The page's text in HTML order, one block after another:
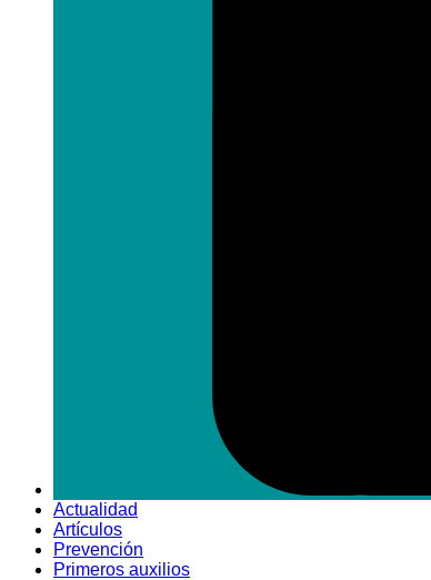
Actualidad
Artículos
Prevención
Primeros auxilios